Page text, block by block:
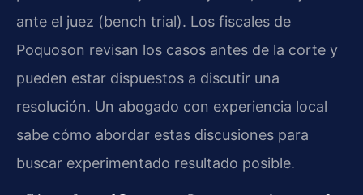
ante el juez (bench trial). Los fiscales de
Poquoson revisan los casos antes de la corte y
pueden estar dispuestos a discutir una
resolución. Un abogado con experiencia local
sabe cómo abordar estas discusiones para
buscar experimentado resultado posible.